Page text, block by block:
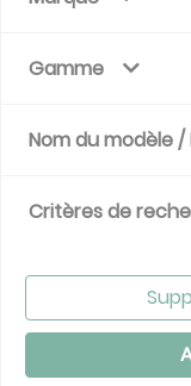
Gamme
Nom du modèle
Critères de